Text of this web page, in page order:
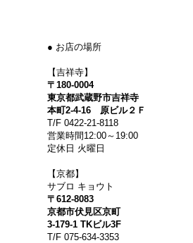
● お店の場所
【吉祥寺】
〒180-0004
東京都武蔵野市吉祥寺
本町2-4-16 原ビル２Ｆ
T/F 0422-21-8118
営業時間12:00～19:00
定休日 火曜日
【京都】
サブロ キョウト
〒612-8083
京都市伏見区京町
3-179-1 TKビル3F
T/F 075-634-3353